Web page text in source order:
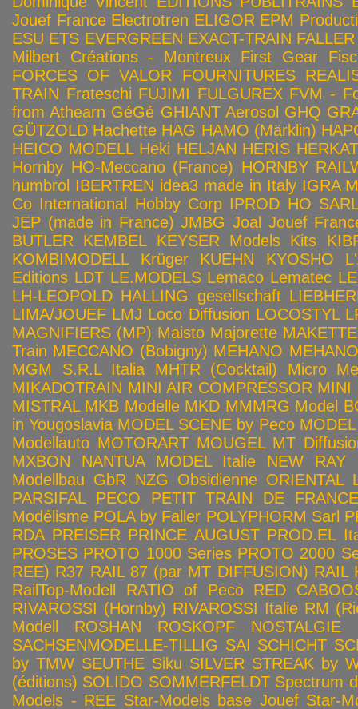
Jouef France Electrotren ELIGOR EPM
ESU ETS EVERGREEN EXACT-TRAIN FALLER
Milbert Créations - Montreux First Gear
FORCES OF VALOR
FOURNITURES
TRAIN Frateschi FUJIMI FULGUREX FVM -
from Athearn GéGé GHIANT Aerosol GHQ
GÜTZOLD Hachette HAG HAMO (Märklin)
HEICO MODELL Heki HELJAN HERIS HERKAT
Hornby HO-Meccano (France) HORNBY
humbrol IBERTREN idea3 made in Italy IGRA
Co International Hobby Corp IPROD HO
JEP (made in France) JMBG Joal Jouef
BUTLER
KEMBEL KEYSER Models Kits
KOMBIMODELL
Krüger KUEHN KYOSHO
Editions LDT LE.MODELS Lemaco Lematec
LH-LEOPOLD HALLING gesellschaft
LIMA/JOUEF LMJ Loco Diffusion LOCOSTYL
MAGNIFIERS (MP) Maisto Majorette MAKETTE
Train MECCANO (Bobigny) MEHANO
MGM S.R.L Italia
MHTR (Cocktail)
Micro
MIKADOTRAIN MINI AIR COMPRESSOR MINI
MISTRAL MKB Modelle MKD MMMRG Model
in Yougoslavia MODEL SCENE by Peco
Modellauto MOTORART MOUGEL MT
MXBON
NANTUA MODEL Italie NEW RAY
Modellbau GbR NZG Obsidienne ORIENTAL
PARSIFAL
PECO
PETIT TRAIN DE FRANCE
Modélisme POLA by Faller POLYPHORM Sarl
RDA PREISER PRINCE AUGUST PROD.EL
PROSES PROTO 1000 Series PROTO 2000
REE) R37 RAIL 87 (par MT DIFFUSION) RAIL
RailTop-Modell
RATIO of Peco
RED
RIVAROSSI (Hornby) RIVAROSSI Italie RM
Modell
ROSHAN ROSKOPF NOSTALGIE
SACHSENMODELLE-TILLIG SAI SCHICHT
by TMW SEUTHE Siku SILVER STREAK by
(éditions) SOLIDO SOMMERFELDT Spectrum
Models - REE Star-Models base Jouef Star-